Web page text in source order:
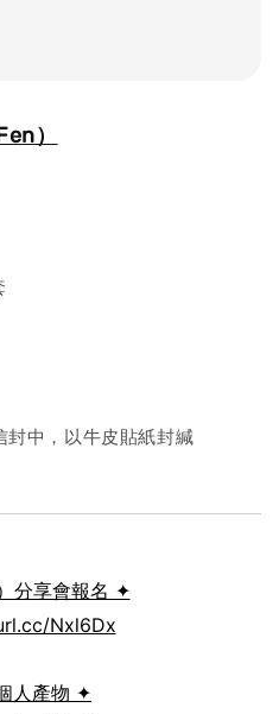
）
封中，以牛皮貼紙封緘
分享會報名 ✦
Nxl6Dx
人產物 ✦